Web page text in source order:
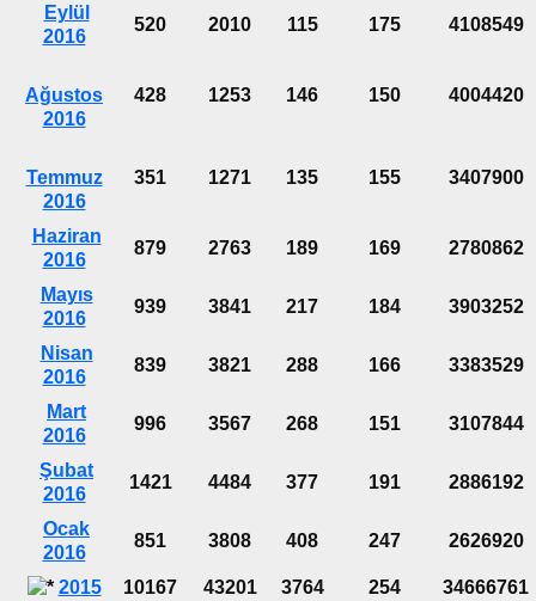
Eylül
2016
520 2010 115 175 4108549
Ağustos
2016
428 1253 146 150 4004420
Temmuz
2016
351 1271 135 155 3407900
Haziran
2016
879 2763 189 169 2780862
Mayıs
2016
939 3841 217 184 3903252
Nisan
2016
839 3821 288 166 3383529
Mart
2016
996 3567 268 151 3107844
Şubat
2016
1421 4484 377 191 2886192
Ocak
2016
851 3808 408 247 2626920
2015 10167 43201 3764 254
34666761